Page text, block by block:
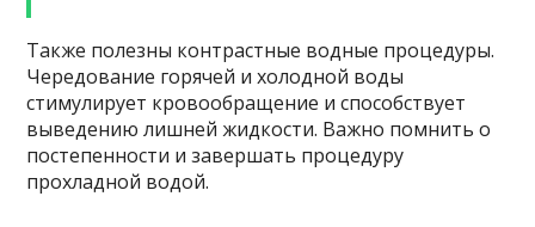
Также полезны контрастные водные процедуры.
Чередование горячей и холодной воды
стимулирует кровообращение и способствует
выведению лишней жидкости. Важно помнить о
постепенности и завершать процедуру
прохладной водой.